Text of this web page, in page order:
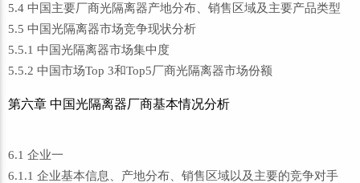
5.4 中国主要厂商光隔离器产地分布、销售区域及主要产品类型
5.5 中国光隔离器市场竞争现状分析
5.5.1 中国光隔离器市场集中度
5.5.2 中国市场Top 3和Top5厂商光隔离器市场份额
第六章 中国光隔离器厂商基本情况分析
6.1 企业一
6.1.1 企业基本信息、产地分布、销售区域以及主要的竞争对手